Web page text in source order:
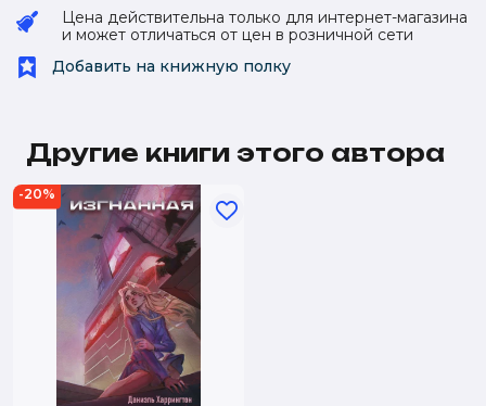
Цена действительна только для интернет-магазина
и может отличаться от цен в розничной сети
Добавить на книжную полку
Другие книги этого автора
-20%